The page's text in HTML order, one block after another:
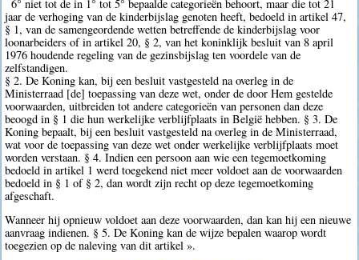
6° niet tot de in 1° tot 5° bepaalde categorieën behoort, maar die tot 21
jaar de verhoging van de kinderbijslag genoten heeft, bedoeld in artikel 47,
§ 1, van de samengeordende wetten betreffende de kinderbijslag voor
loonarbeiders of in artikel 20, § 2, van het koninklijk besluit van 8 april
1976 houdende regeling van de gezinsbijslag ten voordele van de
zelfstandigen.
§ 2. De Koning kan, bij een besluit vastgesteld na overleg in de
Ministerraad [de] toepassing van deze wet, onder de door Hem gestelde
voorwaarden, uitbreiden tot andere categorieën van personen dan deze
beoogd in § 1 die hun werkelijke verblijfplaats in België hebben. § 3. De
Koning bepaalt, bij een besluit vastgesteld na overleg in de Ministerraad,
wat voor de toepassing van deze wet onder werkelijke verblijfplaats moet
worden verstaan. § 4. Indien een persoon aan wie een tegemoetkoming
bedoeld in artikel 1 werd toegekend niet meer voldoet aan de voorwaarden
bedoeld in § 1 of § 2, dan wordt zijn recht op deze tegemoetkoming
afgeschaft.
Wanneer hij opnieuw voldoet aan deze voorwaarden, dan kan hij een nieuwe
aanvraag indienen. § 5. De Koning kan de wijze bepalen waarop wordt
toegezien op de naleving van dit artikel ».